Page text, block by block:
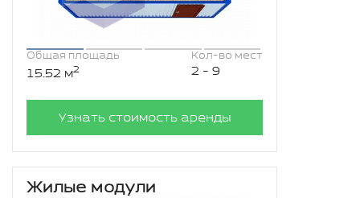
Общая площадь
15.52 м2
Кол-во мест
2 - 9
Узнать стоимость аренды
Жилые модули